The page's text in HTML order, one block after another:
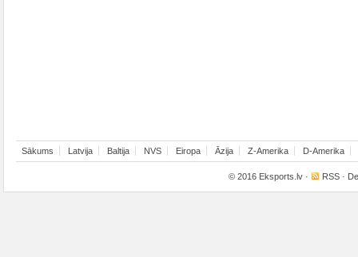
Sākums Latvija Baltija NVS Eiropa Āzija Z-Amerika D-Amerika
© 2016 Eksports.lv · RSS ·